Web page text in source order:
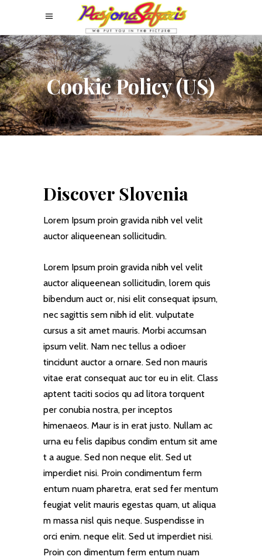
Cookie Policy (US)
Discover Slovenia
Lorem Ipsum proin gravida nibh vel velit
auctor aliqueenean sollicitudin.
Lorem Ipsum proin gravida nibh vel velit
auctor aliqueenean sollicitudin, lorem quis
bibendum auct or, nisi elit consequat ipsum,
nec sagittis sem nibh id elit. vulputate
cursus a sit amet mauris. Morbi accumsan
ipsum velit. Nam nec tellus a odioer
tincidunt auctor a ornare. Sed non mauris
vitae erat consequat auc tor eu in elit. Class
aptent taciti socios qu ad litora torquent
per conubia nostra, per inceptos
himenaeos. Maur is in erat justo. Nullam ac
urna eu felis dapibus condim entum sit ame
t a augue. Sed non neque elit. Sed ut
imperdiet nisi. Proin condimentum ferm
entum nuam pharetra, erat sed fer mentum
feugiat velit mauris egestas quam, ut aliqua
m massa nisl quis neque. Suspendisse in
orci enim. neque elit. Sed ut imperdiet nisi.
Proin con dimentum ferm entum nuam